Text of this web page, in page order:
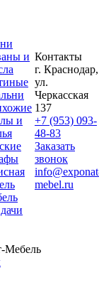
и
и
Контакты
г. Краснодар,
ул.
Черкасская
137
+7 (953) 093-
48-83
Заказать
звонок
mebel.ru
Мебель